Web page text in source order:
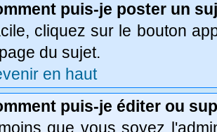
puis-je poster un
cliquez sur le bouton
du sujet.
en haut
puis-je éditer ou
que vous soyez